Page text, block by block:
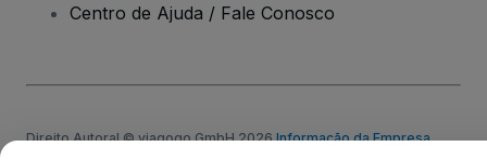
Centro de Ajuda / Fale Conosco
Direito Autoral © viagogo GmbH 2026 Informação da Empresa